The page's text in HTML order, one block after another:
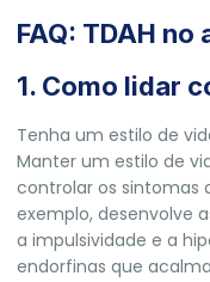
FAQ: TDAH no
1. Como lidar
Tenha um estilo de
Manter um estilo de
controlar os sintomas
exemplo, desenvolve
a impulsividade e a
endorfinas que